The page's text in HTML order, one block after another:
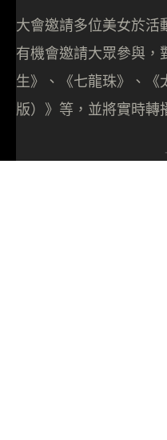
大會邀請多位美女於
有機會邀請大眾參與，
生》、《七龍珠》、
版）》等，並將實時轉